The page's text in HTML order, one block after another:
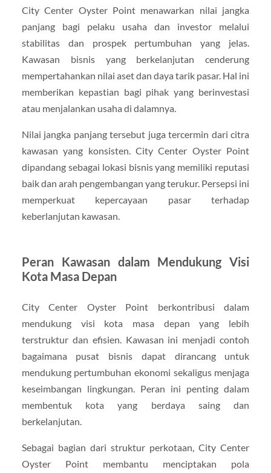
City Center Oyster Point menawarkan nilai jangka
panjang bagi pelaku usaha dan investor melalui
stabilitas dan prospek pertumbuhan yang jelas.
Kawasan bisnis yang berkelanjutan cenderung
mempertahankan nilai aset dan daya tarik pasar. Hal ini
memberikan kepastian bagi pihak yang berinvestasi
atau menjalankan usaha di dalamnya.
Nilai jangka panjang tersebut juga tercermin dari citra
kawasan yang konsisten. City Center Oyster Point
dipandang sebagai lokasi bisnis yang memiliki reputasi
baik dan arah pengembangan yang terukur. Persepsi ini
memperkuat kepercayaan pasar terhadap
keberlanjutan kawasan.
Peran Kawasan dalam Mendukung Visi
Kota Masa Depan
City Center Oyster Point berkontribusi dalam
mendukung visi kota masa depan yang lebih
terstruktur dan efisien. Kawasan ini menjadi contoh
bagaimana pusat bisnis dapat dirancang untuk
mendukung pertumbuhan ekonomi sekaligus menjaga
keseimbangan lingkungan. Peran ini penting dalam
membentuk kota yang berdaya saing dan
berkelanjutan.
Sebagai bagian dari struktur perkotaan, City Center
Oyster Point membantu menciptakan pola